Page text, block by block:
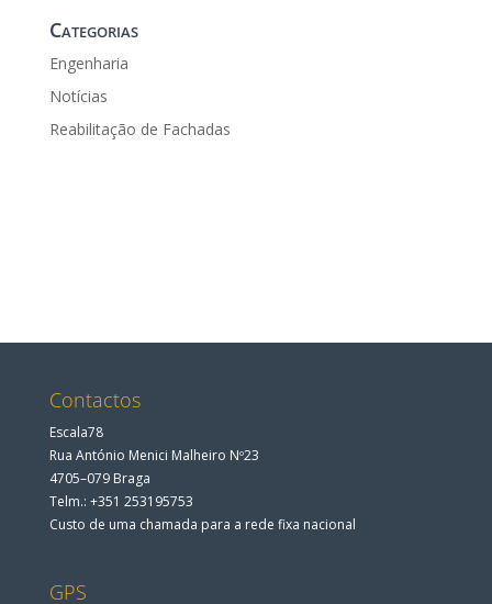
Categorias
Engenharia
Notícias
Reabilitação de Fachadas
Contactos
Escala78
Rua António Menici Malheiro Nº23
4705–079 Braga
Telm.: +351 253195753
Custo de uma chamada para a rede fixa nacional
GPS